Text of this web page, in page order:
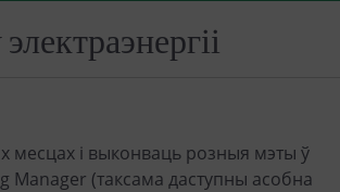
месцах і выконваць розныя мэты ў
Manager (таксама даступны асобна